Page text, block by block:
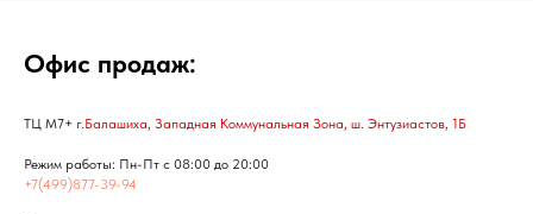
Офис продаж:
ТЦ М7+ г.Балашиха, Западная Коммунальная Зона, ш. Энтузиастов, 1Б
Режим работы: Пн-Пт с 08:00 до 20:00
+7(499)877-39-94